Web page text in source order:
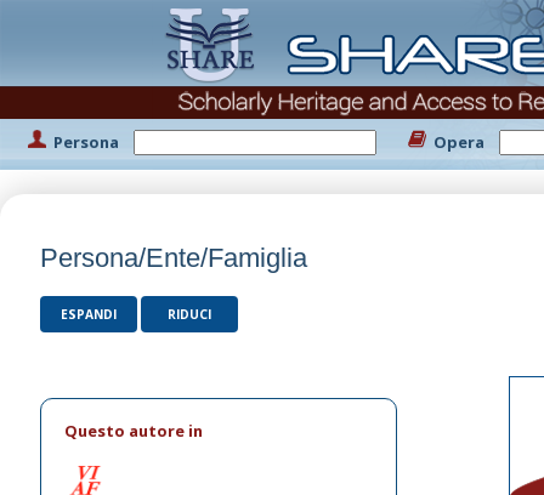
Persona Opera
Persona/Ente/Famiglia
ESPANDI RIDUCI
Questo autore in